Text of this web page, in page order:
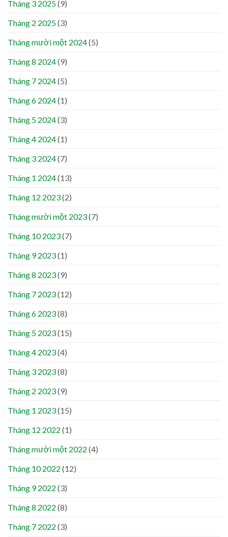
Tháng 3 2025(9)
Tháng 2 2025(3)
Tháng mười một 2024(5)
Tháng 8 2024(9)
Tháng 7 2024(5)
Tháng 6 2024(1)
Tháng 5 2024(3)
Tháng 4 2024(1)
Tháng 3 2024(7)
Tháng 1 2024(13)
Tháng 12 2023(2)
Tháng mười một 2023(7)
Tháng 10 2023(7)
Tháng 9 2023(1)
Tháng 8 2023(9)
Tháng 7 2023(12)
Tháng 6 2023(8)
Tháng 5 2023(15)
Tháng 4 2023(4)
Tháng 3 2023(8)
Tháng 2 2023(9)
Tháng 1 2023(15)
Tháng 12 2022 (1)
Tháng mười một 2022 (4)
Tháng 10 2022 (12)
Tháng 9 2022 (3)
Tháng 8 2022 (8)
Tháng 7 2022 (3)